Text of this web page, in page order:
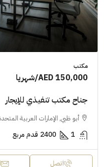
مكتب
AED 150,000/شهريا
جناح مكتب تنفيذي للإيجار
أبو ظبي, الإمارات العربية
1
2400 قدم مربع
اتصل